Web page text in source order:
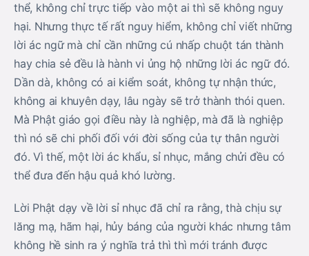
thể, không chỉ trực tiếp vào một ai thì sẽ không nguy
hại. Nhưng thực tế rất nguy hiểm, không chỉ viết những
lời ác ngữ mà chỉ cần những cú nhấp chuột tán thành
hay chia sẻ đều là hành vi ủng hộ những lời ác ngữ đó.
Dần dà, không có ai kiểm soát, không tự nhận thức,
không ai khuyên dạy, lâu ngày sẽ trở thành thói quen.
Mà Phật giáo gọi điều này là nghiệp, mà đã là nghiệp
thì nó sẽ chi phối đối với đời sống của tự thân người
đó. Vì thế, một lời ác khẩu, sỉ nhục, mắng chửi đều có
thể đưa đến hậu quả khó lường.
Lời Phật dạy về lời sỉ nhục đã chỉ ra rằng, thà chịu sự
lăng mạ, hãm hại, hủy báng của người khác nhưng tâm
không hề sinh ra ý nghĩa trả thì thì mới tránh được